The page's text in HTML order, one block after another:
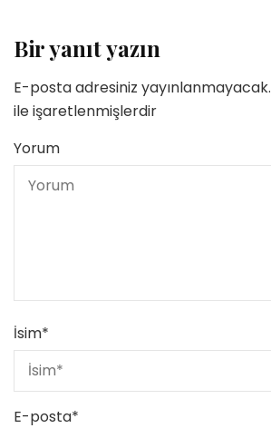
Bir yanıt yazın
E-posta adresiniz yayınlanmayacak.
ile işaretlenmişlerdir
Yorum
İsim*
E-posta*